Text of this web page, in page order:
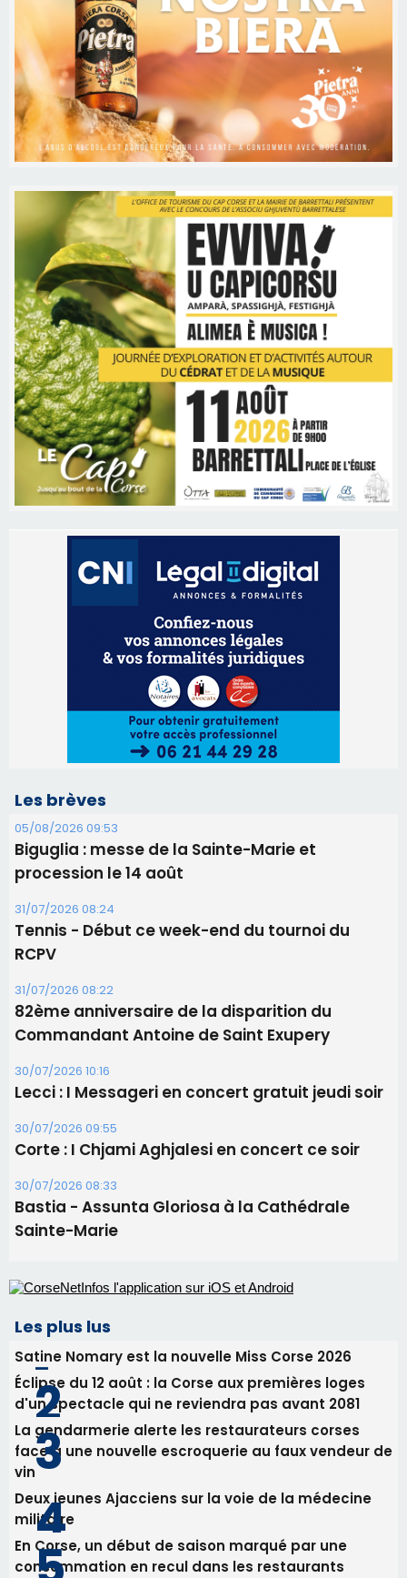
Les brèves
05/08/2026 09:53
Biguglia : messe de la Sainte-Marie et
procession le 14 août
31/07/2026 08:24
Tennis - Début ce week-end du tournoi du
RCPV
31/07/2026 08:22
82ème anniversaire de la disparition du
Commandant Antoine de Saint Exupery
30/07/2026 10:16
Lecci : I Messageri en concert gratuit jeudi soir
30/07/2026 09:55
Corte : I Chjami Aghjalesi en concert ce soir
30/07/2026 08:33
Bastia - Assunta Gloriosa à la Cathédrale
Sainte-Marie
Les plus lus
Satine Nomary est la nouvelle Miss Corse 2026
Éclipse du 12 août : la Corse aux premières loges
d'un spectacle qui ne reviendra pas avant 2081
La gendarmerie alerte les restaurateurs corses
face à une nouvelle escroquerie au faux vendeur de
vin
Deux jeunes Ajacciens sur la voie de la médecine
militaire
En Corse, un début de saison marqué par une
consommation en recul dans les restaurants